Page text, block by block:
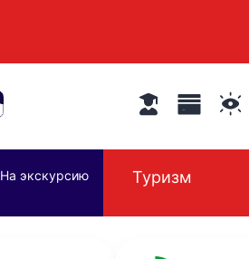
На экскурсию Туризм